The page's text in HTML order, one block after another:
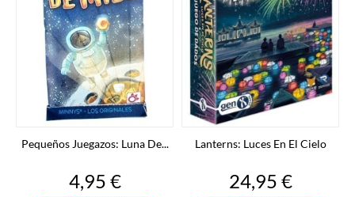
Pequeños Juegazos: Luna De...
Precio
4,95 €
Lanterns: Luces En El Cielo
Precio
24,95 €